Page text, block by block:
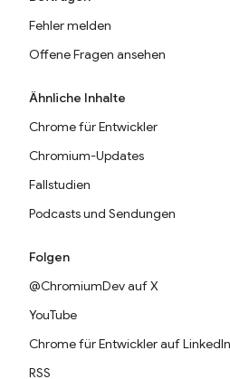
Fehler melden
Offene Fragen ansehen
Ähnliche Inhalte
Chrome für Entwickler
Chromium-Updates
Fallstudien
Podcasts und Sendungen
Folgen
@ChromiumDev auf X
YouTube
Chrome für Entwickler auf LinkedIn
RSS